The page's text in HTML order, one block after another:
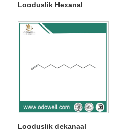
Looduslik Hexanal
Looduslik dekanaal